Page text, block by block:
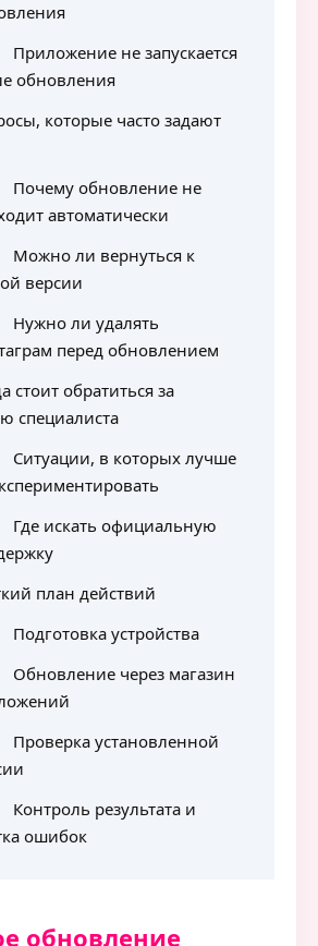
Приложение не запускается
обновления
которые часто задают
Почему обновление не
автоматически
Можно ли вернуться к
версии
Нужно ли удалять
перед обновлением
стоит обратиться за
специалиста
Ситуации, в которых лучше
Где искать официальную
план действий
Подготовка устройства
Обновление через магазин
Проверка установленной
Контроль результата и
ошибок
обновление